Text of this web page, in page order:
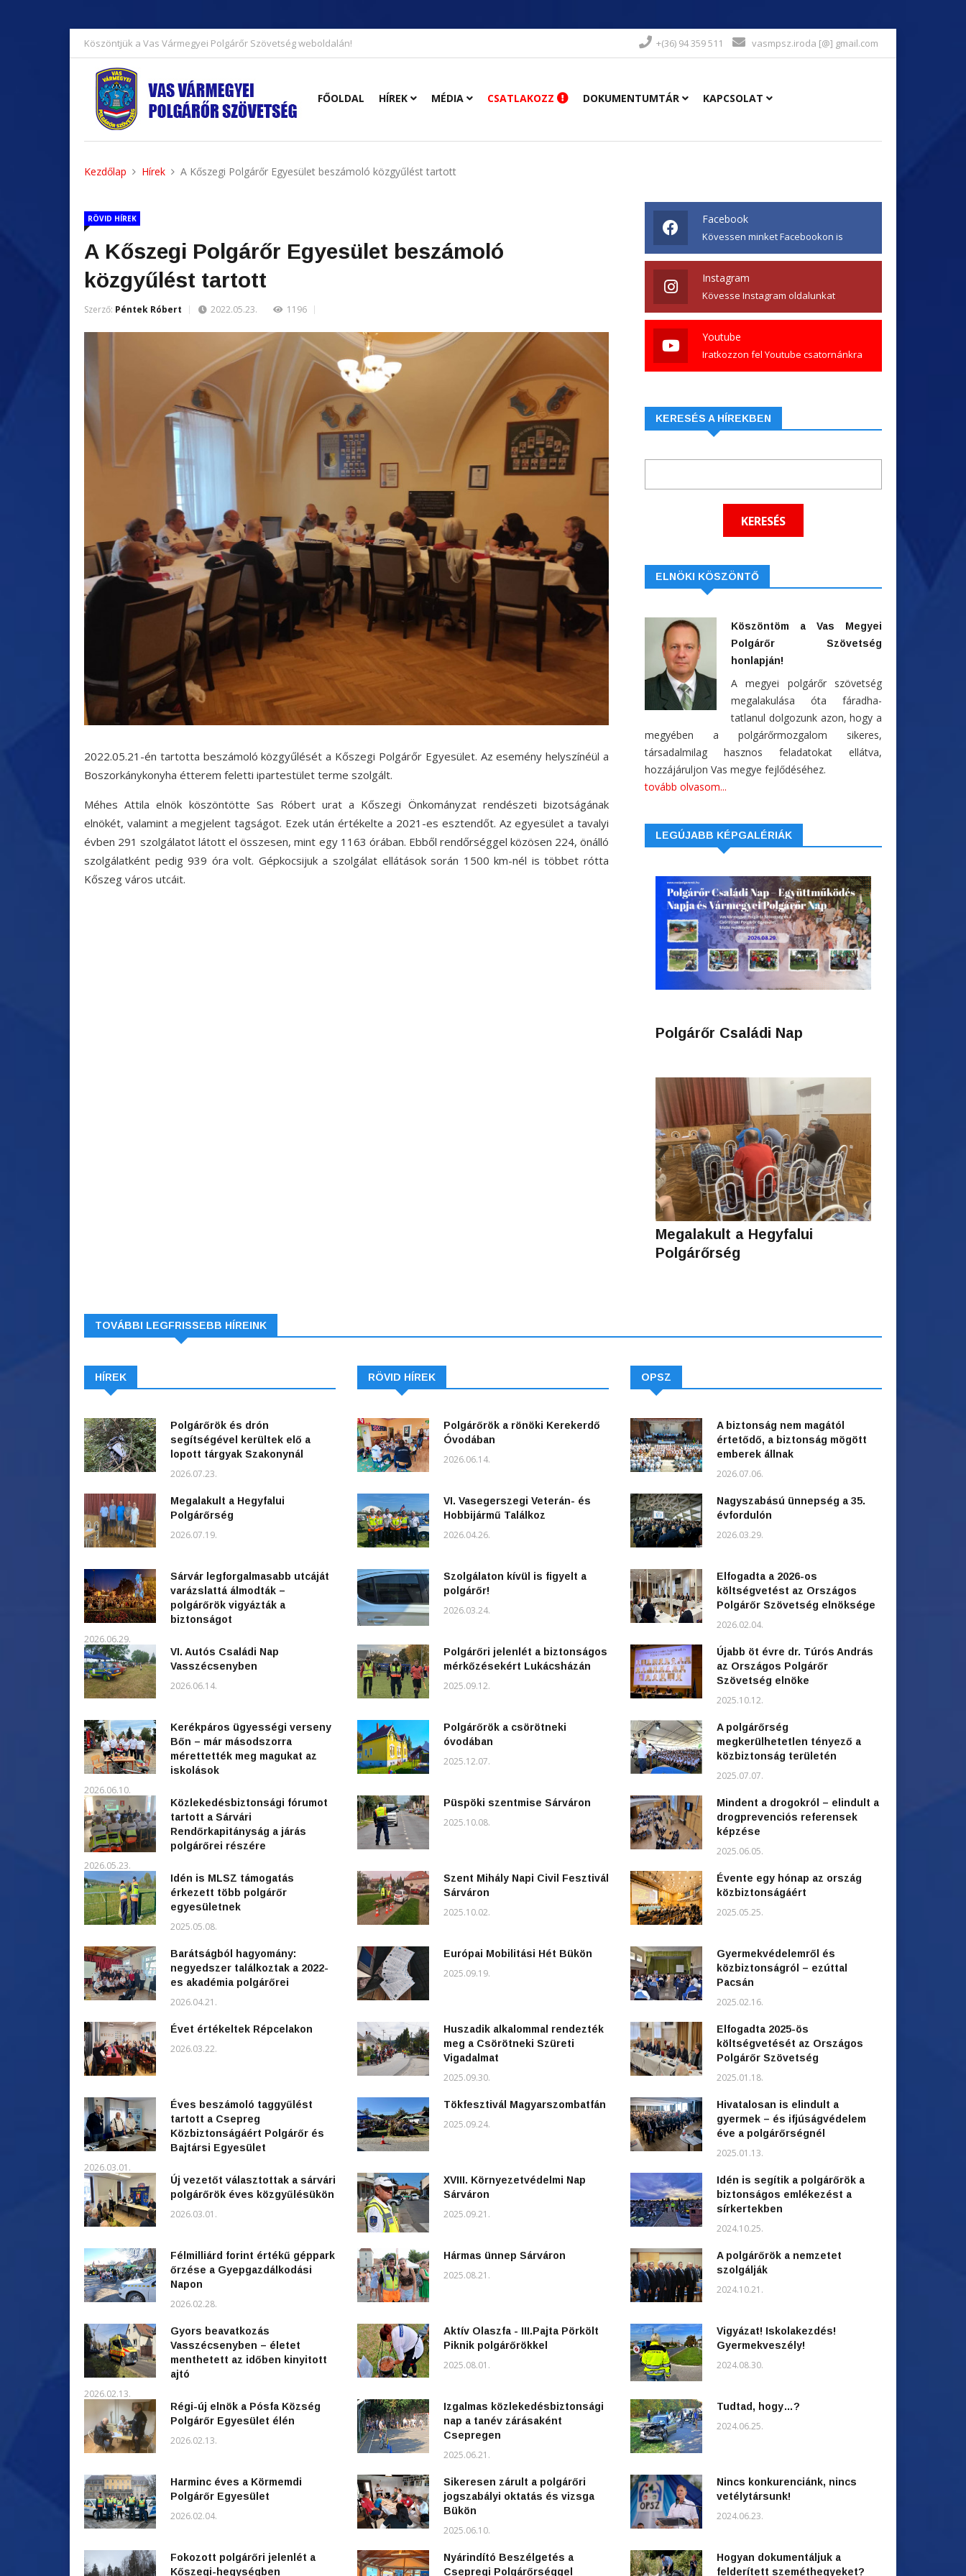
Köszöntjük a Vas Vármegyei Polgárőr Szövetség weboldalán! +(36) 94 359 511 vasmpsz.iroda [@] gmail.com
FŐOLDAL HÍREK MÉDIA CSATLAKOZZ DOKUMENTUMTÁR KAPCSOLAT
Kezdőlap Hírek A Kőszegi Polgárőr Egyesület beszámoló közgyűlést tartott
RÖVID HÍREK
A Kőszegi Polgárőr Egyesület beszámoló
közgyűlést tartott
Szerző: Péntek Róbert 2022.05.23. 1196
2022.05.21-én tartotta beszámoló közgyűlését a Kőszegi Polgárőr Egyesület. Az esemény helyszínéül a
Boszorkánykonyha étterem feletti ipartestület terme szolgált.
Méhes Attila elnök köszöntötte Sas Róbert urat a Kőszegi Önkományzat rendészeti bizotságának
elnökét, valamint a megjelent tagságot. Ezek után értékelte a 2021-es esztendőt. Az egyesület a tavalyi
évben 291 szolgálatot látott el összesen, mint egy 1163 órában. Ebből rendőrséggel közösen 224, önálló
szolgálatként pedig 939 óra volt. Gépkocsijuk a szolgálat ellátások során 1500 km-nél is többet rótta
Kőszeg város utcáit.
Facebook
Kövessen minket Facebookon is
Instagram
Kövesse Instagram oldalunkat
Youtube
Iratkozzon fel Youtube csatornánkra
KERESÉS A HÍREKBEN
ELNÖKI KÖSZÖNTŐ
Köszöntöm a Vas Megyei
Polgárőr Szövetség
honlapján!
A megyei polgárőr szövetség
megalakulása óta fáradha-
tatlanul dolgozunk azon, hogy a
megyében a polgárőrmozgalom sikeres,
társadalmilag hasznos feladatokat ellátva,
hozzájáruljon Vas megye fejlődéséhez.
tovább olvasom...
LEGÚJABB KÉPGALÉRIÁK
Polgárőr Családi Nap
Megalakult a Hegyfalui
Polgárőrség
TOVÁBBI LEGFRISSEBB HÍREINK
HÍREK
Polgárőrök és drón
segítségével kerültek elő a
lopott tárgyak Szakonynál
2026.07.23.
Megalakult a Hegyfalui
Polgárőrség
2026.07.19.
Sárvár legforgalmasabb utcáját
varázslattá álmodták –
polgárőrök vigyázták a
biztonságot
2026.06.29.
VI. Autós Családi Nap
Vasszécsenyben
2026.06.14.
Kerékpáros ügyességi verseny
Bőn – már másodszorra
mérettették meg magukat az
iskolások
2026.06.10.
Közlekedésbiztonsági fórumot
tartott a Sárvári
Rendőrkapitányság a járás
polgárőrei részére
2026.05.23.
Idén is MLSZ támogatás
érkezett több polgárőr
egyesületnek
2025.05.08.
Barátságból hagyomány:
negyedszer találkoztak a 2022-
es akadémia polgárőrei
2026.04.21.
Évet értékeltek Répcelakon
2026.03.22.
Éves beszámoló taggyűlést
tartott a Csepreg
Közbiztonságáért Polgárőr és
Bajtársi Egyesület
2026.03.01.
Új vezetőt választottak a sárvári
polgárőrök éves közgyűlésükön
2026.03.01.
Félmilliárd forint értékű géppark
őrzése a Gyepgazdálkodási
Napon
2026.02.28.
Gyors beavatkozás
Vasszécsenyben – életet
menthetett az időben kinyitott
ajtó
2026.02.13.
Régi-új elnök a Pósfa Község
Polgárőr Egyesület élén
2026.02.13.
Harminc éves a Körmemdi
Polgárőr Egyesület
2026.02.04.
Fokozott polgárőri jelenlét a
Kőszegi-hegységben
RÖVID HÍREK
Polgárőrök a rönöki Kerekerdő
Óvodában
2026.06.14.
VI. Vasegerszegi Veterán- és
Hobbijármű Találkoz
2026.04.26.
Szolgálaton kívül is figyelt a
polgárőr!
2026.03.24.
Polgárőri jelenlét a biztonságos
mérkőzésekért Lukácsházán
2025.09.12.
Polgárőrök a csörötneki
óvodában
2025.12.07.
Püspöki szentmise Sárváron
2025.10.08.
Szent Mihály Napi Civil Fesztivál
Sárváron
2025.10.02.
Európai Mobilitási Hét Bükön
2025.09.19.
Huszadik alkalommal rendezték
meg a Csörötneki Szüreti
Vigadalmat
2025.09.30.
Tökfesztivál Magyarszombatfán
2025.09.24.
XVIII. Környezetvédelmi Nap
Sárváron
2025.09.21.
Hármas ünnep Sárváron
2025.08.21.
Aktív Olaszfa - III.Pajta Pörkölt
Piknik polgárőrökkel
2025.08.01.
Izgalmas közlekedésbiztonsági
nap a tanév zárásaként
Csepregen
2025.06.21.
Sikeresen zárult a polgárőri
jogszabályi oktatás és vizsga
Bükön
2025.06.10.
Nyárindító Beszélgetés a
Csepregi Polgárőrséggel
OPSZ
A biztonság nem magától
értetődő, a biztonság mögött
emberek állnak
2026.07.06.
Nagyszabású ünnepség a 35.
évfordulón
2026.03.29.
Elfogadta a 2026-os
költségvetést az Országos
Polgárőr Szövetség elnöksége
2026.02.04.
Újabb öt évre dr. Túrós András
az Országos Polgárőr
Szövetség elnöke
2025.10.12.
A polgárőrség
megkerülhetetlen tényező a
közbiztonság területén
2025.07.07.
Mindent a drogokról – elindult a
drogprevenciós referensek
képzése
2025.06.05.
Évente egy hónap az ország
közbiztonságáért
2025.05.25.
Gyermekvédelemről és
közbiztonságról – ezúttal
Pacsán
2025.02.16.
Elfogadta 2025-ös
költségvetését az Országos
Polgárőr Szövetség
2025.01.18.
Hivatalosan is elindult a
gyermek – és ifjúságvédelem
éve a polgárőrségnél
2025.01.13.
Idén is segítik a polgárőrök a
biztonságos emlékezést a
sírkertekben
2024.10.25.
A polgárőrök a nemzetet
szolgálják
2024.10.21.
Vigyázat! Iskolakezdés!
Gyermekveszély!
2024.08.30.
Tudtad, hogy…?
2024.06.25.
Nincs konkurenciánk, nincs
vetélytársunk!
2024.06.23.
Hogyan dokumentáljuk a
felderített szeméthegyeket?